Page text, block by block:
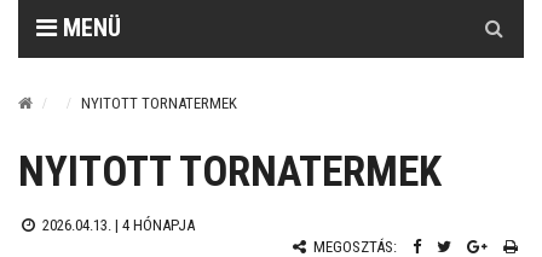
MENÜ
NYITOTT TORNATERMEK
NYITOTT TORNATERMEK
2026.04.13. | 4 HÓNAPJA
MEGOSZTÁS: